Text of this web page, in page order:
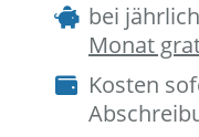
bei
Monat
Kosten